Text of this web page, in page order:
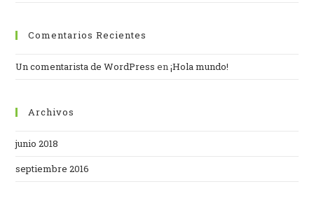
Comentarios Recientes
Un comentarista de WordPress en¡Hola mundo!
Archivos
junio 2018
septiembre 2016